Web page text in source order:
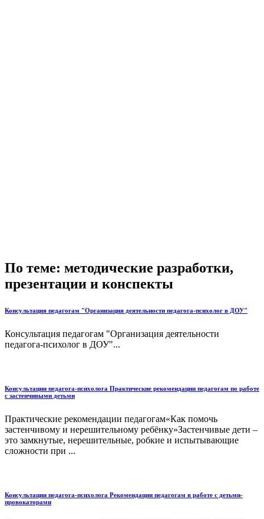
По теме: методические разработки,
презентации и конспекты
Консультация педагогам "Организация деятельности педагога-психолог в ДОУ"
Консультация педагогам "Организация деятельности
педагога-психолог в ДОУ"...
Консультации педагога-психолога Практические рекомендации педагогам по работе
с застенчивыми детьми
Практические рекомендации педагогам«Как помочь
застенчивому и нерешительному ребёнку»Застенчивые дети –
это замкнутые, нерешительные, робкие и испытывающие
сложности при ...
Консультации педагога-психолога Рекомендации педагогам в работе с детьми-
провокаторами